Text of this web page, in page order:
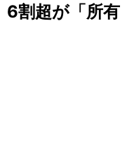
6割超が「所有